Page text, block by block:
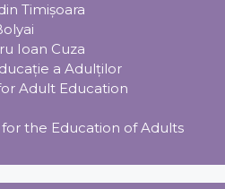
Timişoara
Ioan Cuza
a Adulţilor
Adult Education
the Education of Adults